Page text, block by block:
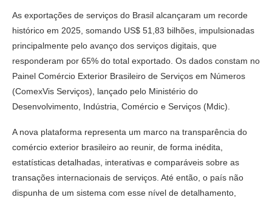
As exportações de serviços do Brasil alcançaram um recorde
histórico em 2025, somando US$ 51,83 bilhões, impulsionadas
principalmente pelo avanço dos serviços digitais, que
responderam por 65% do total exportado. Os dados constam no
Painel Comércio Exterior Brasileiro de Serviços em Números
(ComexVis Serviços), lançado pelo Ministério do
Desenvolvimento, Indústria, Comércio e Serviços (Mdic).
A nova plataforma representa um marco na transparência do
comércio exterior brasileiro ao reunir, de forma inédita,
estatísticas detalhadas, interativas e comparáveis sobre as
transações internacionais de serviços. Até então, o país não
dispunha de um sistema com esse nível de detalhamento,